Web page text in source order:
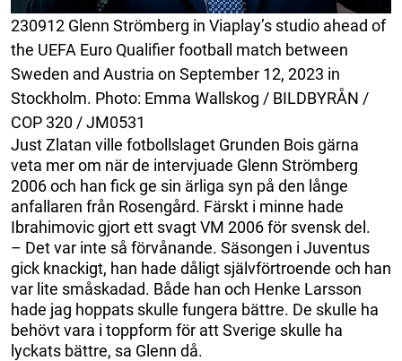
230912 Glenn Strömberg in Viaplay’s studio ahead of
the UEFA Euro Qualifier football match between
Sweden and Austria on September 12, 2023 in
Stockholm. Photo: Emma Wallskog / BILDBYRÅN /
COP 320 / JM0531
Just Zlatan ville fotbollslaget Grunden Bois gärna
veta mer om när de intervjuade Glenn Strömberg
2006 och han fick ge sin ärliga syn på den långe
anfallaren från Rosengård. Färskt i minne hade
Ibrahimovic gjort ett svagt VM 2006 för svensk del.
– Det var inte så förvånande. Säsongen i Juventus
gick knackigt, han hade dåligt självförtroende och han
var lite småskadad. Både han och Henke Larsson
hade jag hoppats skulle fungera bättre. De skulle ha
behövt vara i toppform för att Sverige skulle ha
lyckats bättre, sa Glenn då.